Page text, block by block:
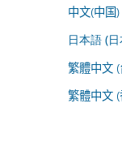
中文(中国)
日本語 (
繁體中文
繁體中文